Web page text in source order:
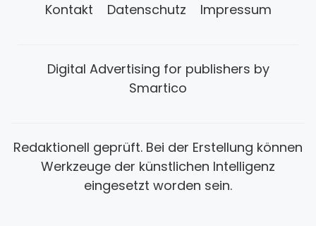
Kontakt Datenschutz Impressum
Digital Advertising for publishers by
Smartico
Redaktionell geprüft. Bei der Erstellung können
Werkzeuge der künstlichen Intelligenz
eingesetzt worden sein.